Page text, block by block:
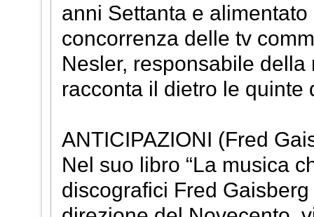
anni Settanta e alimentato
concorrenza delle tv
Nesler, responsabile
racconta il dietro le
ANTICIPAZIONI (Fred
Nel suo libro “La musica
discografici Fred